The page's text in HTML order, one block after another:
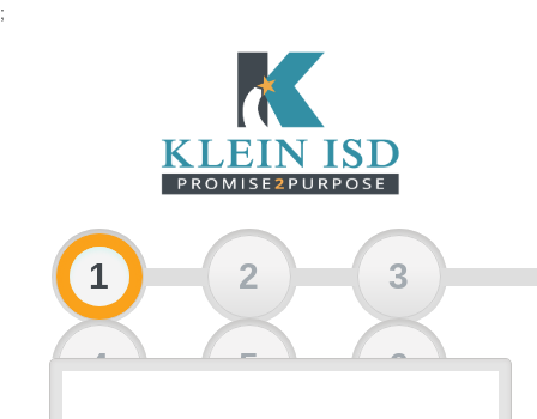
;
1 2 3
4 5 6